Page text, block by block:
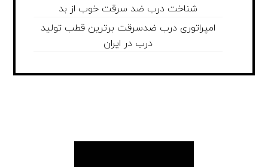
شناخت درب ضد سرقت خوب از بد
امپراتوری درب ضدسرقت برترین قطب تولید
درب در ایران